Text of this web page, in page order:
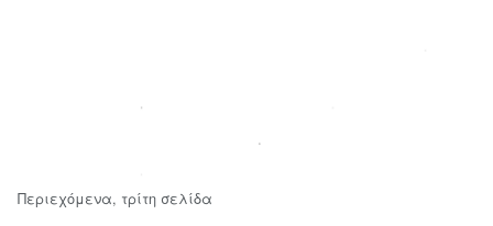
Περιεχόμενα, τρίτη σελίδα